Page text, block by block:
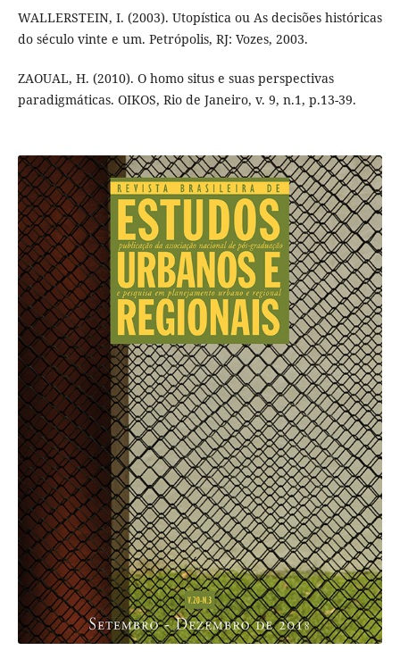
WALLERSTEIN, I. (2003). Utopística ou As decisões históricas
do século vinte e um. Petrópolis, RJ: Vozes, 2003.
ZAOUAL, H. (2010). O homo situs e suas perspectivas
paradigmáticas. OIKOS, Rio de Janeiro, v. 9, n.1, p.13-39.